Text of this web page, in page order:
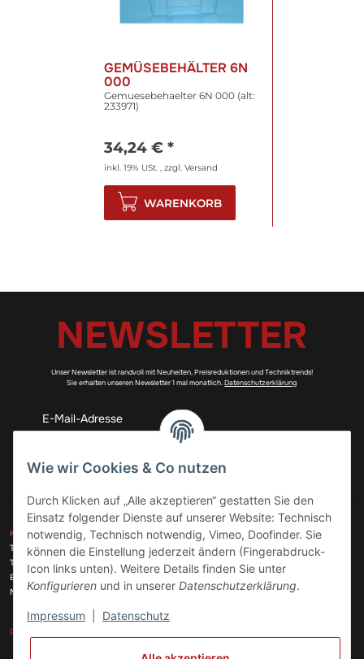
GEMÜSEBEHÄLTER 6N
000
Gemuesebehaelter 6N 000 (alt:
233971)
34,24 € *
inkl. 19% USt. , zzgl. Versand
WARENKORB
NEWSLETTER
Unser Newsletter ist randvoll mit Neuheiten, Preisreduktionen und Techniktrends!
Sie erhalten unseren Newsletter 1 mal monatlich.Datenschutzerklärung
Abonnieren
KONTAKT
Telefon:+49 (0)6074 816 08 0
Telefax:
+49 (0)6074 215 08 60
E-Mail:
info@meinhausgeraetedoc.de
Max Planck Str. 6 c, 63322 Rödermark
GESETZLICHE INFORMATIONEN
ZAHLUNGSARTEN
VERSANDARTEN
Wie wir Cookies & Co nutzen
Durch Klicken auf „Alle akzeptieren“ gestatten Sie den
Einsatz folgender Dienste auf unserer Website: Technisch
notwendig, Technisch notwendig, Vimeo, Doofinder. Sie
können die Einstellung jederzeit ändern (Fingerabdruck-
Icon links unten). Weitere Details finden Sie unter
Konfigurieren und in unserer Datenschutzerklärung.
Impressum Datenschutz